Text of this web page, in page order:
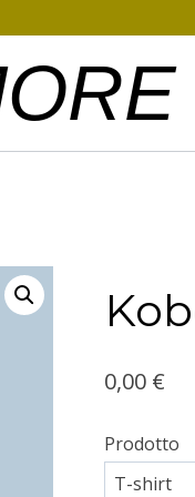
0,00 €
Prodotto